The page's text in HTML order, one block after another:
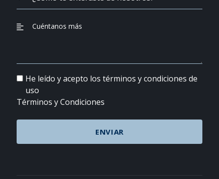
He leído y acepto los términos y condiciones de
uso
Términos y Condiciones